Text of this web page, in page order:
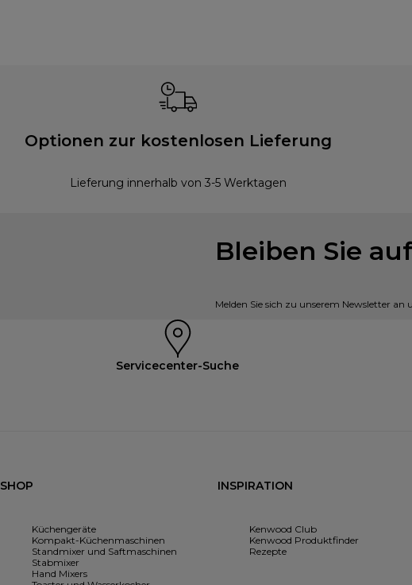
Optionen zur kostenlosen Lieferung
Lieferung innerhalb von 3-5 Werktagen
Bleiben Sie
Melden Sie sich zu unserem Newsletter an
Servicecenter-Suche
SHOP
Küchengeräte
Kompakt-Küchenmaschinen
Standmixer und Saftmaschinen
Stabmixer
Hand Mixers
INSPIRATION
Kenwood Club
Kenwood Produktfinder
Rezepte